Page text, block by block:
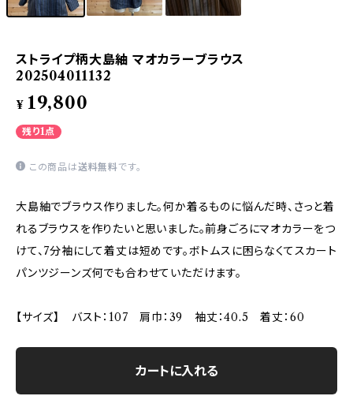
ストライプ柄大島紬 マオカラーブラウス
202504011132
¥ 19,800
残り1点
この商品は送料無料です。
大島紬でブラウス作りました。何か着るものに悩んだ時、さっと着
れるブラウスを作りたいと思いました。前身ごろにマオカラーをつ
けて、7分袖にして着丈は短めです。ボトムスに困らなくてスカート
パンツジーンズ何でも合わせていただけます。
【サイズ】 バスト：107 肩巾：39 袖丈：40.5 着丈：60
カートに入れる